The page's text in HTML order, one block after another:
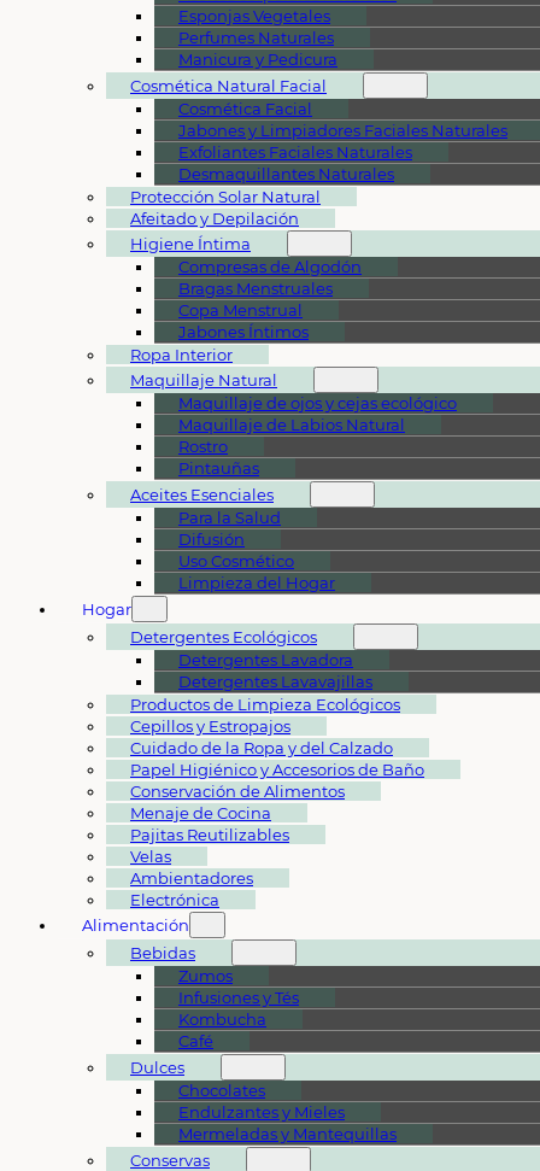
Esponjas Vegetales
Perfumes Naturales
Manicura y Pedicura
Cosmética Natural Facial
Cosmética Facial
Jabones y Limpiadores Faciales Naturales
Exfoliantes Faciales Naturales
Desmaquillantes Naturales
Protección Solar Natural
Afeitado y Depilación
Higiene Íntima
Compresas de Algodón
Bragas Menstruales
Copa Menstrual
Jabones Íntimos
Ropa Interior
Maquillaje Natural
Maquillaje de ojos y cejas ecológico
Maquillaje de Labios Natural
Rostro
Pintauñas
Aceites Esenciales
Para la Salud
Difusión
Uso Cosmético
Limpieza del Hogar
Hogar
Detergentes Ecológicos
Detergentes Lavadora
Detergentes Lavavajillas
Productos de Limpieza Ecológicos
Cepillos y Estropajos
Cuidado de la Ropa y del Calzado
Papel Higiénico y Accesorios de Baño
Conservación de Alimentos
Menaje de Cocina
Pajitas Reutilizables
Velas
Ambientadores
Electrónica
Alimentación
Bebidas
Zumos
Infusiones y Tés
Kombucha
Café
Dulces
Chocolates
Endulzantes y Mieles
Mermeladas y Mantequillas
Conservas